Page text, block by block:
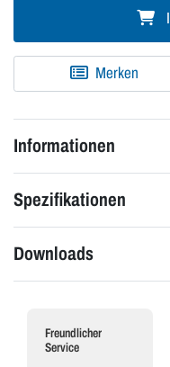
Merken
Informationen
Spezifikationen
Downloads
Freundlicher
Service